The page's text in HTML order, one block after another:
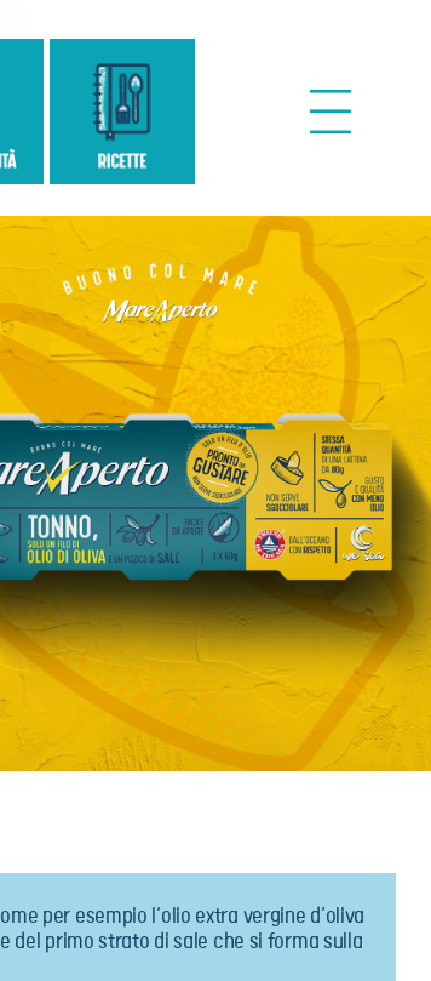
per esempio l’olio extra vergine d’oliva
del primo strato di sale che si forma sulla